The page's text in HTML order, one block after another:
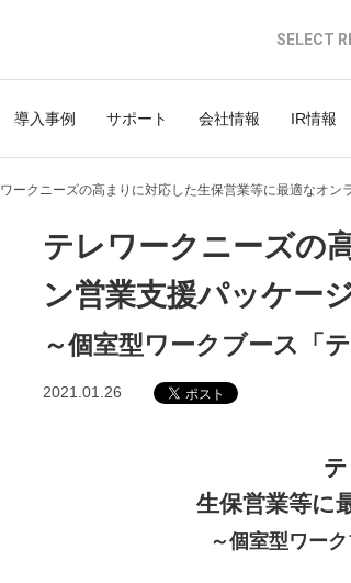
SELECT
Global
JAPAN
導入事例 サポート 会社情報 IR情報
ークニーズの高まりに対応した生保営業等に最適なオン
テレワークニーズの
ン営業支援パッケー
～個室型ワークブース「
2021.01.26
生保営業等に
～個室型ワー